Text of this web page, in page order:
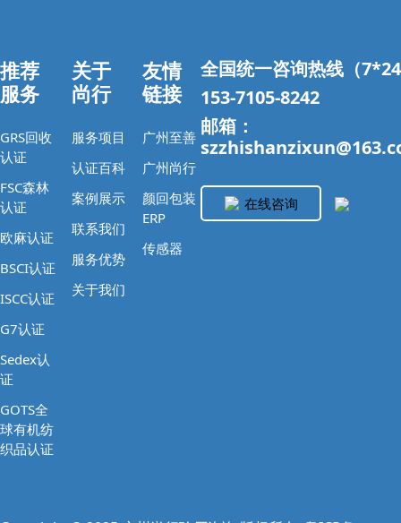
推荐
服务
GRS回收
认证
FSC森林
认证
欧麻认证
BSCI认证
ISCC认证
G7认证
Sedex认
证
GOTS全
球有机纺
织品认证
关于
尚行
服务项目
认证百科
案例展示
联系我们
服务优势
关于我们
友情
链接
广州至善
广州尚行
颜回包装
ERP
传感器
全国统一咨询热线（
153-7105-8242
邮箱：
在线咨询